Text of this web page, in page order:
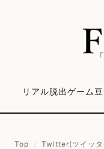
リアル脱出ゲーム
Top / Twitter(ツイッタ